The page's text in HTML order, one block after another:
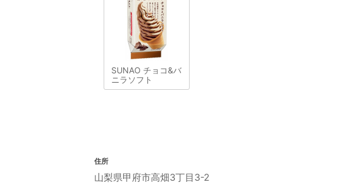
SUNAO チョコ&バ
ニラソフト
住所
山梨県甲府市高畑3丁目3-2